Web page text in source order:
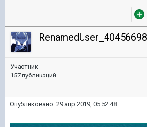
RenamedUser_40456698
Участник
157 публикаций
Опубликовано: 29 апр 2019, 05:52:48